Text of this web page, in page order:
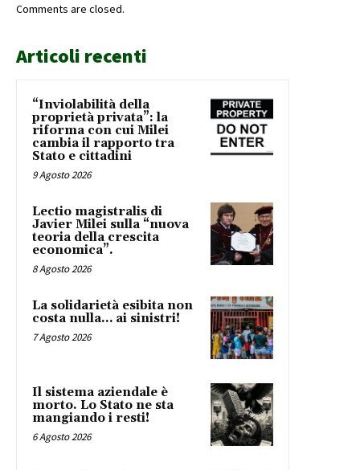
Comments are closed.
Articoli recenti
“Inviolabilità della
proprietà privata”: la
riforma con cui Milei
cambia il rapporto tra
Stato e cittadini
9 Agosto 2026
Lectio magistralis di
Javier Milei sulla “nuova
teoria della crescita
economica”.
8 Agosto 2026
La solidarietà esibita non
costa nulla… ai sinistri!
7 Agosto 2026
Il sistema aziendale è
morto. Lo Stato ne sta
mangiando i resti!
6 Agosto 2026